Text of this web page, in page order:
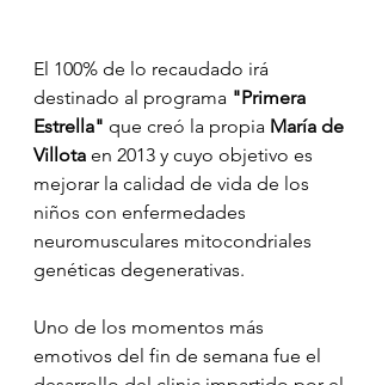
El 100% de lo recaudado irá
destinado al programa "Primera
Estrella" que creó la propia María de
Villota en 2013 y cuyo objetivo es
mejorar la calidad de vida de los
niños con enfermedades
neuromusculares mitocondriales
genéticas degenerativas.
Uno de los momentos más
emotivos del fin de semana fue el